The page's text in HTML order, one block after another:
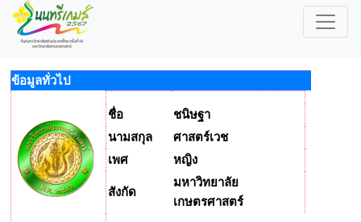
ข้อมูลทั่วไป
ชื่อ
ชนิษฐา
นามสกุล
ศาสตร์เวช
เพศ
หญิง
สังกัด
มหาวิทยาลัย
เกษตรศาสตร์